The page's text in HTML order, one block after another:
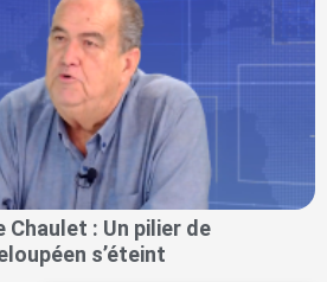
Chaulet : Un pilier de
s’éteint